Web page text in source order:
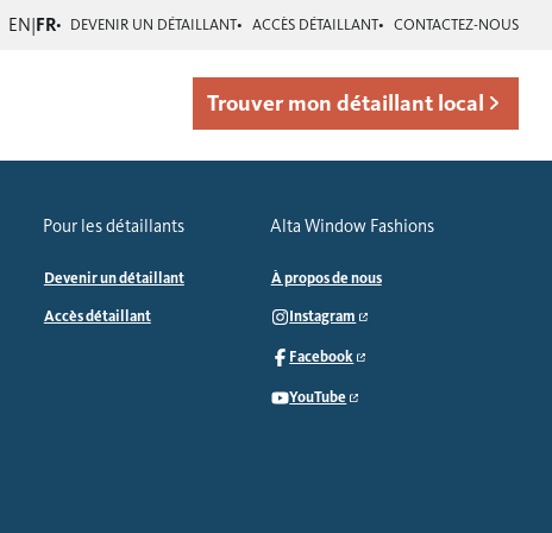
EN|FR DEVENIR UN DÉTAILLANT ACCÈS DÉTAILLANT CONTACTEZ-NOUS
Trouver mon détaillant local
Pour les détaillants
Devenir un détaillant
Accès détaillant
Alta Window Fashions
À propos de nous
Instagram
Facebook
YouTube